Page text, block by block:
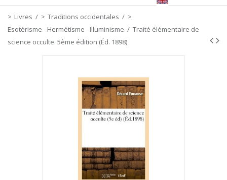
Livres / Traditions occidentales /
Esotérisme - Hermétisme - Illuminisme / Traité élémentaire de
science occulte. 5ème édition (Éd. 1898)